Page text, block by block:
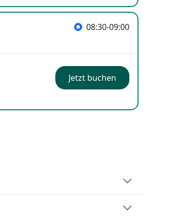
08:30-09:00
Jetzt buchen